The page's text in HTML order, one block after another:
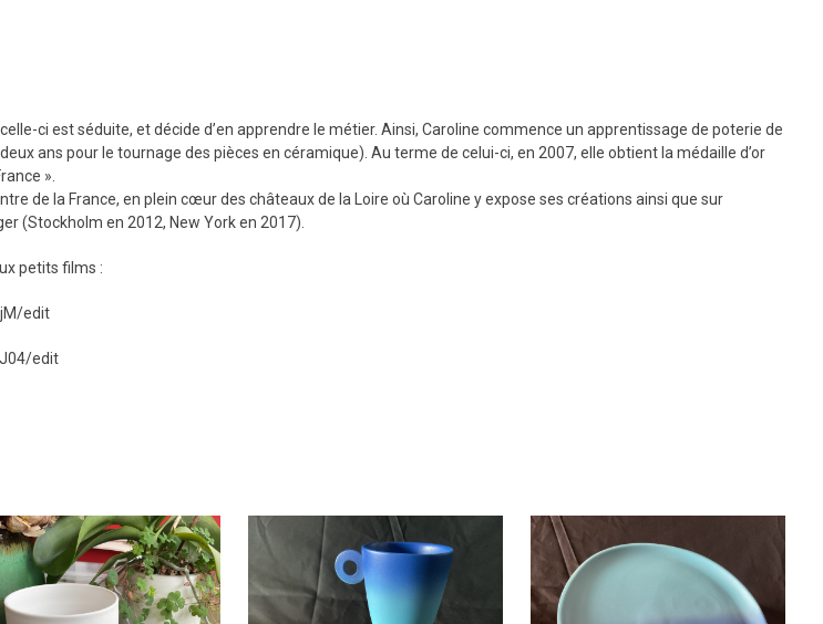
ci est séduite, et décide d’en apprendre le métier. Ainsi, Caroline commence un apprentissage de poterie de
ans pour le tournage des pièces en céramique). Au terme de celui-ci, en 2007, elle obtient la médaille d’or
».
de la France, en plein cœur des châteaux de la Loire où Caroline y expose ses créations ainsi que sur
(Stockholm en 2012, New York en 2017).
petits films :
edit
edit